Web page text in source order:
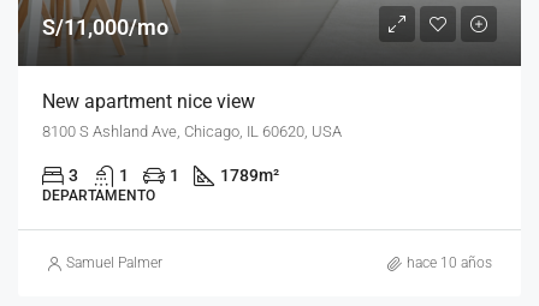
S/11,000/mo
New apartment nice view
8100 S Ashland Ave, Chicago, IL 60620, USA
3 1 1 1789m²
DEPARTAMENTO
Samuel Palmer hace 10 años